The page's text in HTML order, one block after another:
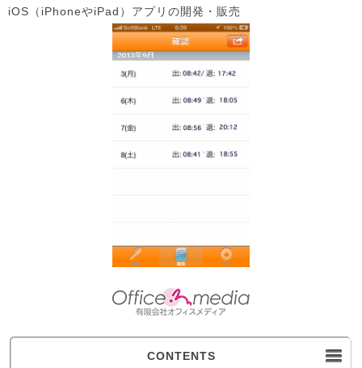
iOS（iPhoneやiPad）アプリの開発・販売
CONTENTS